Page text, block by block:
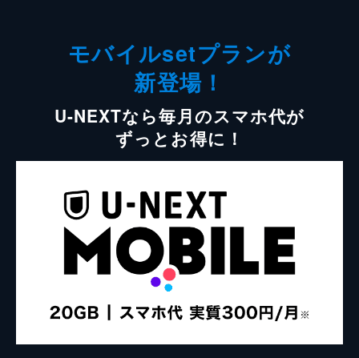
モバイルsetプランが
新登場！
U-NEXTなら毎月のスマホ代が
ずっとお得に！